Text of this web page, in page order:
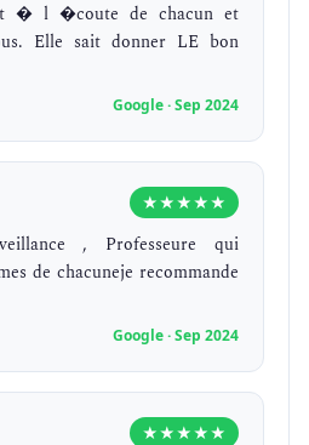
� l �coute de chacun et
Elle sait donner LE bon
Google · Sep 2024
★★★★★
, Professeure qui
de chacuneje recommande
Google · Sep 2024
★★★★★